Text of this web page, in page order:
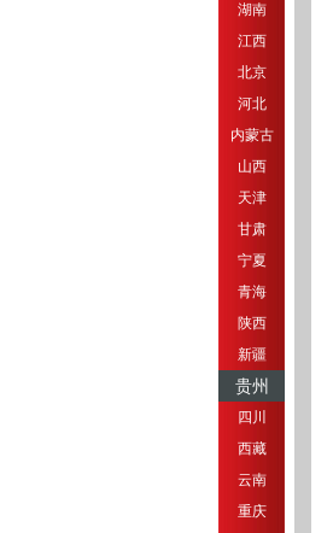
湖南
江西
北京
河北
内蒙古
山西
天津
甘肃
宁夏
青海
陕西
新疆
贵州
四川
西藏
云南
重庆